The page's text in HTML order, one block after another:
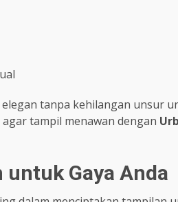
tanpa kehilangan unsur
tampil menawan dengan
Gaya Anda